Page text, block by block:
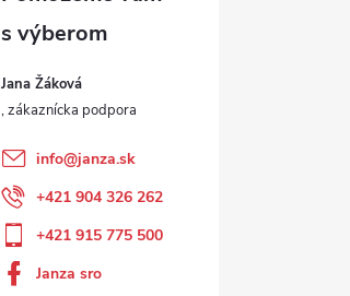
Jana Žáková
info@janza.sk
+421 904 326 262
+421 915 775 500
Janza sro